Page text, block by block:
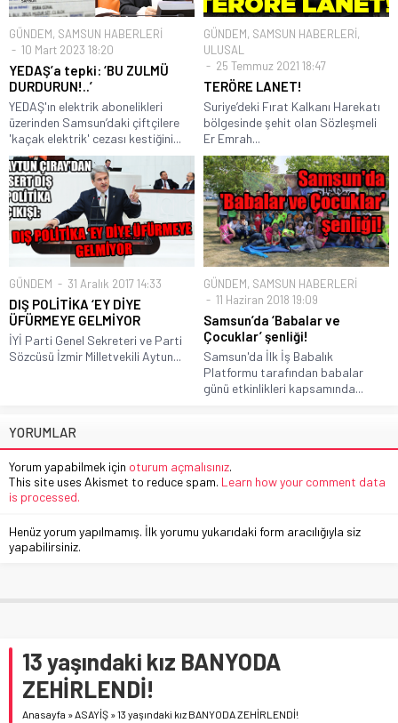
GÜNDEM, SAMSUN HABERLERİ
10 Mart 2023 18:20
YEDAŞ’a tepki: ‘BU ZULMÜ
DURDURUN!..’
YEDAŞ'ın elektrik abonelikleri
üzerinden Samsun’daki çiftçilere
'kaçak elektrik' cezası kestiğini...
GÜNDEM, SAMSUN HABERLERİ,
ULUSAL
25 Temmuz 2021 18:47
TERÖRE LANET!
Suriye’deki Fırat Kalkanı Harekatı
bölgesinde şehit olan Sözleşmeli
Er Emrah...
GÜNDEM 31 Aralık 2017 14:33
DIŞ POLİTİKA ‘EY DİYE
ÜFÜRMEYE GELMİYOR
İYİ Parti Genel Sekreteri ve Parti
Sözcüsü İzmir Milletvekili Aytun...
GÜNDEM, SAMSUN HABERLERİ
11 Haziran 2018 19:09
Samsun’da ‘Babalar ve
Çocuklar’ şenliği!
Samsun'da İlk İş Babalık
Platformu tarafından babalar
günü etkinlikleri kapsamında...
YORUMLAR
Yorum yapabilmek için oturum açmalısınız.
This site uses Akismet to reduce spam. Learn how your comment data
is processed.
Henüz yorum yapılmamış. İlk yorumu yukarıdaki form aracılığıyla siz
yapabilirsiniz.
13 yaşındaki kız BANYODA
ZEHİRLENDİ!
Anasayfa »ASAYİŞ »13 yaşındaki kız BANYODA ZEHİRLENDİ!